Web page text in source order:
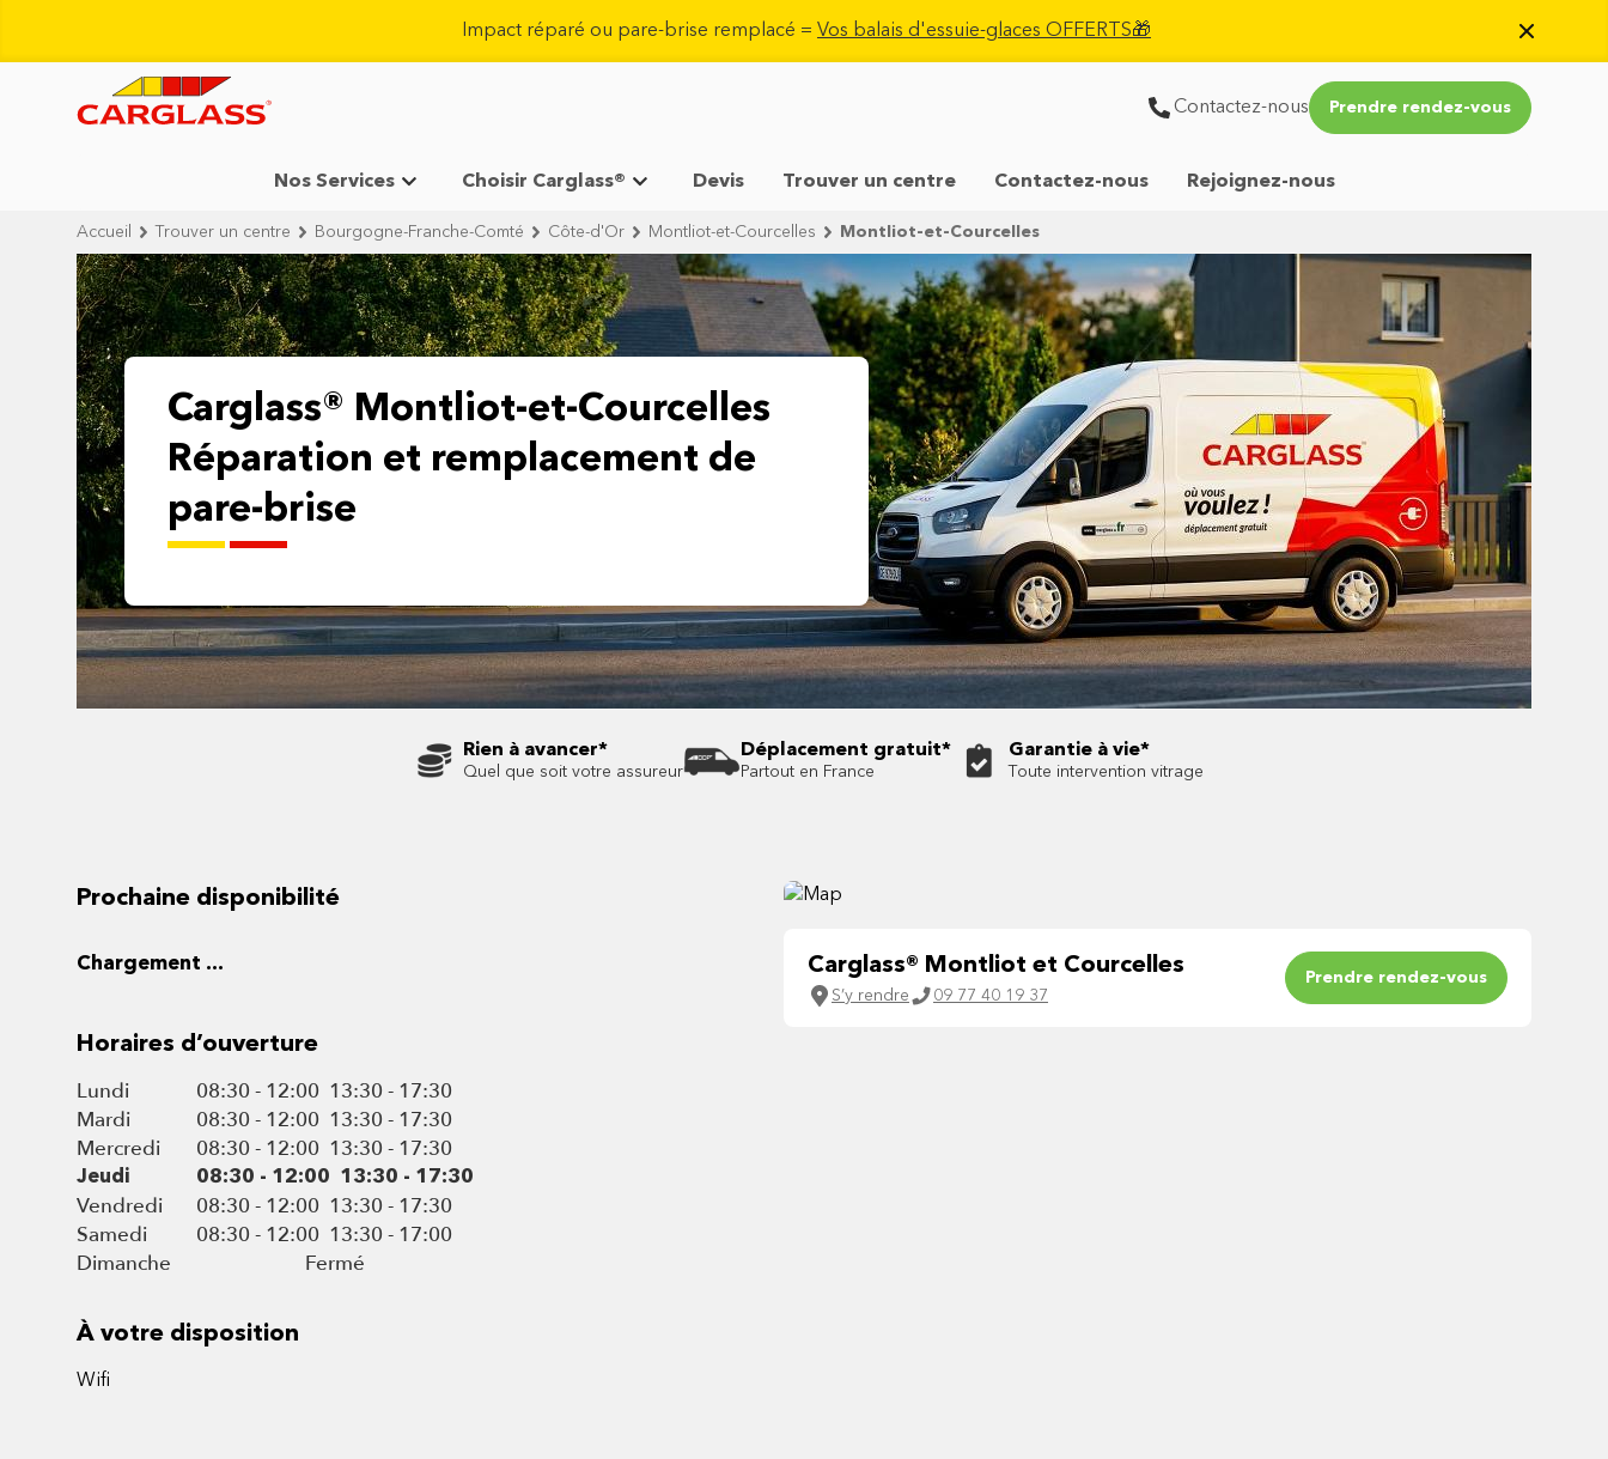
Impact réparé ou pare-brise remplacé = Vos balais d'essuie-glaces OFFERTS🎁
Contactez-nous Prendre rendez-vous
Nos Services Choisir Carglass® Devis Trouver un centre Contactez-nous Rejoignez-nous
Accueil Trouver un centre Bourgogne-Franche-Comté Côte-d'Or Montliot-et-Courcelles Montliot-et-Courcelles
Carglass® Montliot-et-Courcelles
Réparation et remplacement de
pare-brise
Rien à avancer*
Quel que soit votre assureur
Déplacement gratuit*
Partout en France
Garantie à vie*
Toute intervention vitrage
Prochaine disponibilité
Chargement ...
Horaires d’ouverture
Lundi 08:30 - 12:00 13:30 - 17:30
Mardi
08:30 - 12:00 13:30 - 17:30
Mercredi
08:30 - 12:00 13:30 - 17:30
Jeudi 08:30 - 12:00 13:30 - 17:30
Vendredi 08:30 - 12:00 13:30 - 17:30
Samedi
08:30 - 12:00 13:30 - 17:00
Dimanche
Fermé
À votre disposition
Wifi
Carglass® Montliot et Courcelles
S’y rendre 09 77 40 19 37
Prendre rendez-vous